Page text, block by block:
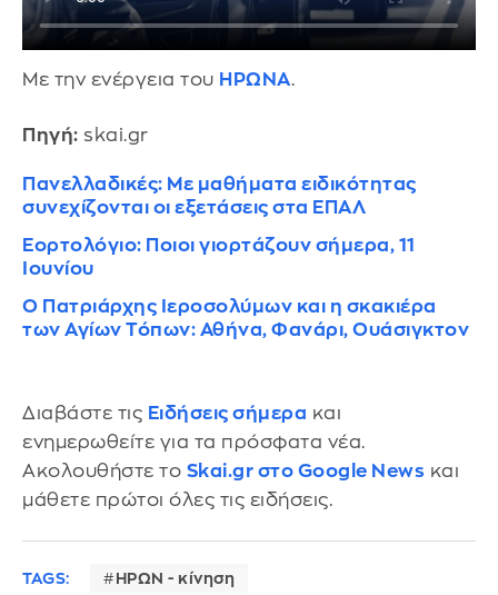
Με την ενέργεια του ΗΡΩΝΑ.
Πηγή: skai.gr
Πανελλαδικές: Με μαθήματα ειδικότητας
συνεχίζονται οι εξετάσεις στα ΕΠΑΛ
Εορτολόγιο: Ποιοι γιορτάζουν σήμερα, 11
Ιουνίου
Ο Πατριάρχης Ιεροσολύμων και η σκακιέρα
των Αγίων Τόπων: Αθήνα, Φανάρι, Ουάσιγκτον
Διαβάστε τις Ειδήσεις σήμερα και
ενημερωθείτε για τα πρόσφατα νέα.
Ακολουθήστε το Skai.gr στο Google News και
μάθετε πρώτοι όλες τις ειδήσεις.
TAGS: ΗΡΩΝ - κίνηση